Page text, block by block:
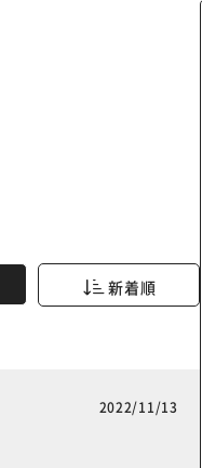
新着順
2022/11/13